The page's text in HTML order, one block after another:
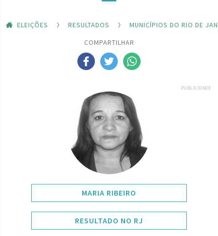
ELEIÇÕES RESULTADOS
MUNICÍPIOS DO RIO DE
COMPARTILHAR
PUBLICIDADE
MARIA RIBEIRO
RESULTADO NO RJ